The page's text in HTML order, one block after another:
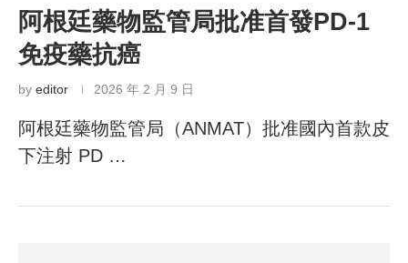
阿根廷藥物監管局批准首發PD-1
免疫藥抗癌
by editor 2026 年 2 月 9 日
阿根廷藥物監管局（ANMAT）批准國內首款皮
下注射 PD …